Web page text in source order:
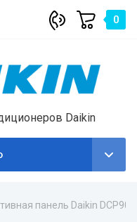
0
Daikin
панель Daikin